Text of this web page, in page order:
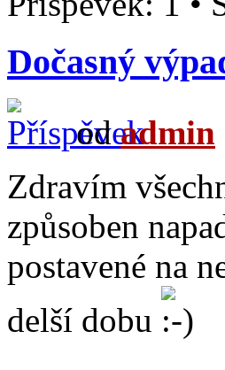
Dočasný
odadmin
Zdravím
způsoben
postavené na
delší dobu